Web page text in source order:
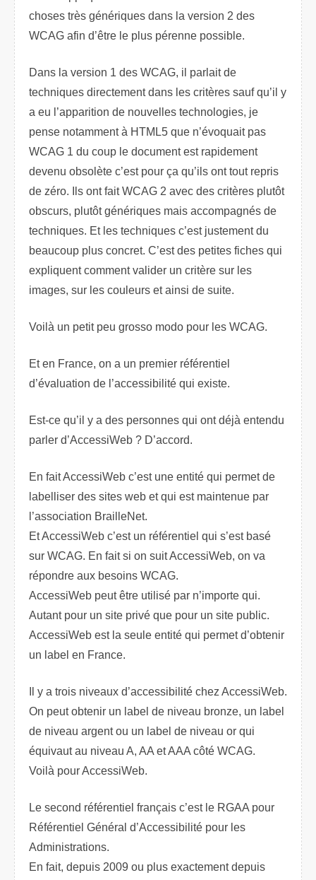
choses très génériques dans la version 2 des
WCAG afin d’être le plus pérenne possible.
Dans la version 1 des WCAG, il parlait de
techniques directement dans les critères sauf qu’il y
a eu l’apparition de nouvelles technologies, je
pense notamment à HTML5 que n’évoquait pas
WCAG 1 du coup le document est rapidement
devenu obsolète c’est pour ça qu’ils ont tout repris
de zéro. Ils ont fait WCAG 2 avec des critères plutôt
obscurs, plutôt génériques mais accompagnés de
techniques. Et les techniques c’est justement du
beaucoup plus concret. C’est des petites fiches qui
expliquent comment valider un critère sur les
images, sur les couleurs et ainsi de suite.
Voilà un petit peu grosso modo pour les WCAG.
Et en France, on a un premier référentiel
d’évaluation de l’accessibilité qui existe.
Est-ce qu’il y a des personnes qui ont déjà entendu
parler d’AccessiWeb ? D’accord.
En fait AccessiWeb c’est une entité qui permet de
labelliser des sites web et qui est maintenue par
l’association BrailleNet.
Et AccessiWeb c’est un référentiel qui s’est basé
sur WCAG. En fait si on suit AccessiWeb, on va
répondre aux besoins WCAG.
AccessiWeb peut être utilisé par n’importe qui.
Autant pour un site privé que pour un site public.
AccessiWeb est la seule entité qui permet d’obtenir
un label en France.
Il y a trois niveaux d’accessibilité chez AccessiWeb.
On peut obtenir un label de niveau bronze, un label
de niveau argent ou un label de niveau or qui
équivaut au niveau A, AA et AAA côté WCAG.
Voilà pour AccessiWeb.
Le second référentiel français c’est le RGAA pour
Référentiel Général d’Accessibilité pour les
Administrations.
En fait, depuis 2009 ou plus exactement depuis